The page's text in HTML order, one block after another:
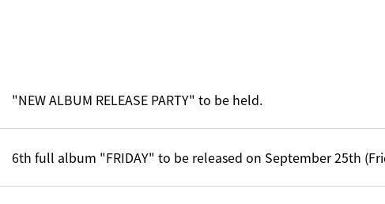
"NEW ALBUM RELEASE PARTY" to be held.
6th full album "FRIDAY" to be released on September 25th